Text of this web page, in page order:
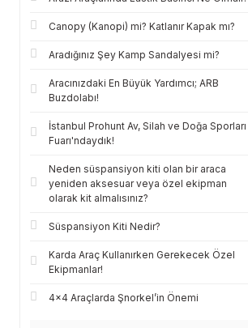
Canopy (Kanopi) mi? Katlanır Kapak mı?
Aradığınız Şey Kamp Sandalyesi mi?
Aracınızdaki En Büyük Yardımcı; ARB
Buzdolabı!
İstanbul Prohunt Av, Silah ve Doğa Sporları
Fuarı'ndaydık!
Neden süspansiyon kiti olan bir araca
yeniden aksesuar veya özel ekipman
olarak kit almalısınız?
Süspansiyon Kiti Nedir?
Karda Araç Kullanırken Gerekecek Özel
Ekipmanlar!
4x4 Araçlarda Şnorkel’in Önemi